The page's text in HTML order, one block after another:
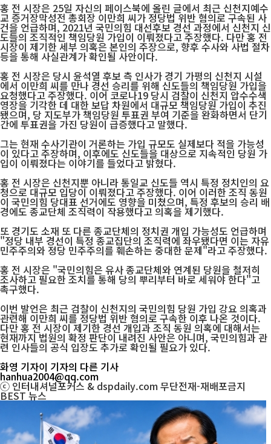
홍 전 시장은 25일 자신의 페이스북에 올린 글에서 최근 신천지예수
교 증거장막성전 총회장 이만희 씨가 정당법 위반 혐의로 구속된 사
건을 언급하며, 2021년 국민의힘 대선후보 경선 과정에서 신천지 신
도들의 조직적인 책임당원 가입이 이뤄졌다고 주장했다. 다만 홍 전
시장이 제기한 세부 의혹은 본인의 주장으로, 향후 수사와 사법 절차
등을 통해 사실관계가 확인될 사안이다.
홍 전 시장은 당시 윤석열 후보 측 인사가 경기 가평의 신천지 시설
에서 이만희 씨를 만나 경선 승리를 위해 신도들의 책임당원 가입을
요청했다고 주장했다. 이어 코로나19 당시 검찰이 신천지 압수수색
영장을 기각한 데 대한 보답 차원에서 대규모 책임당원 가입이 추진
됐으며, 당 지도부가 책임당원 투표권 부여 기준을 완화하면서 단기
간에 투표권을 가진 당원이 급증했다고 말했다.
그는 현재 수사기관이 거론하는 가입 규모도 실제보다 적을 가능성
이 있다고 주장하며, 이후에도 신도들을 대상으로 지속적인 당원 가
입이 이뤄졌다는 이야기를 들었다고 밝혔다.
홍 전 시장은 신천지뿐 아니라 통일교 신도들 역시 특정 정치인의 요
청으로 대규모 입당이 이뤄졌다고 주장했다. 이어 이러한 조직 동원
이 국민의힘 당대표 선거에도 영향을 미쳤으며, 특정 후보의 승리 배
경에도 종교단체 조직력이 작용했다고 의혹을 제기했다.
또 경기도 소재 또 다른 종교단체의 정치권 개입 가능성도 언급하며
"정당 내부 경선이 특정 종교집단의 조직력에 좌우됐다면 이는 자유
민주주의와 정당 민주주의를 훼손하는 중대한 문제"라고 주장했다.
홍 전 시장은 "국민의힘은 유사 종교단체와 연계된 당원을 철저히
조사하고 필요한 조치를 통해 당의 뿌리부터 바로 세워야 한다"고
촉구했다.
이번 발언은 최근 검찰이 신천지의 국민의힘 당원 가입 강요 의혹과
관련해 이만희 씨를 정당법 위반 혐의로 구속한 이후 나온 것이다.
다만 홍 전 시장이 제기한 경선 개입과 조직 동원 의혹에 대해서는
현재까지 법원의 확정 판단이 내려진 사안은 아니며, 국민의힘과 관
련 인사들의 공식 입장도 추가로 확인될 필요가 있다.
화영 기자이 기자의 다른 기사
hanhua2004@qq.com
ⓒ 인터내셔널포커스 & dspdaily.com 무단전재-재배포금지
BEST뉴스